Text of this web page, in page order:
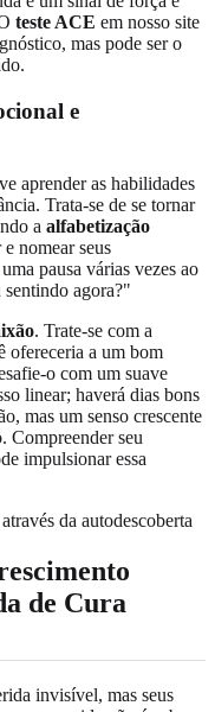
teste ACE em nosso site
mas pode ser o
e
aprender as habilidades
Trata-se de se tornar
a alfabetização
nomear seus
pausa várias vezes ao
agora?"
. Trate-se com a
ofereceria a um bom
o com um suave
linear; haverá dias bons
mas um senso crescente
Compreender seu
impulsionar essa
de Cura
invisível, mas seus